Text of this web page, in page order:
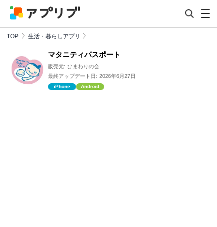
TOP 生活・暮らしアプリ
マタニティパスポート
販売元: ひまわりの会
最終アップデート日: 2026年6月27日
iPhone Android